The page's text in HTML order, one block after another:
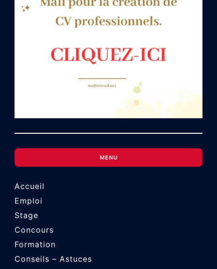
MENU
Accueil
Emploi
Stage
Concours
Formation
Conseils – Astuces